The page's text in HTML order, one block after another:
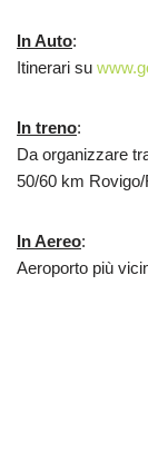
In Auto:
Itinerari su
In treno:
Da organizzare
50/60 km Rovigo/
In Aereo:
Aeroporto più